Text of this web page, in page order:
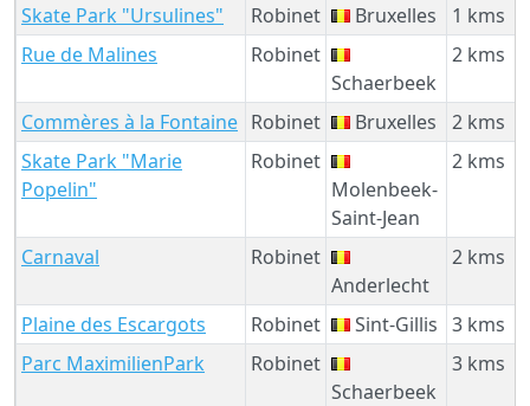
Skate Park "Ursulines" Robinet Bruxelles
1 kms
Rue de Malines
Robinet
Schaerbeek
2 kms
Commères à la Fontaine Robinet Bruxelles
2 kms
Skate Park "Marie
Popelin"
Robinet
Molenbeek-
Saint-Jean
2 kms
Carnaval
Robinet
Anderlecht
2 kms
Plaine des Escargots Robinet Sint-Gillis 3 kms
Parc MaximilienPark
Robinet
Schaerbeek
3 kms